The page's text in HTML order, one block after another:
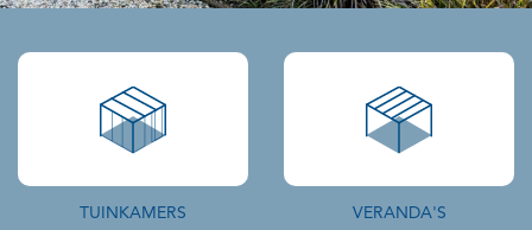
TUINKAMERS VERANDA'S